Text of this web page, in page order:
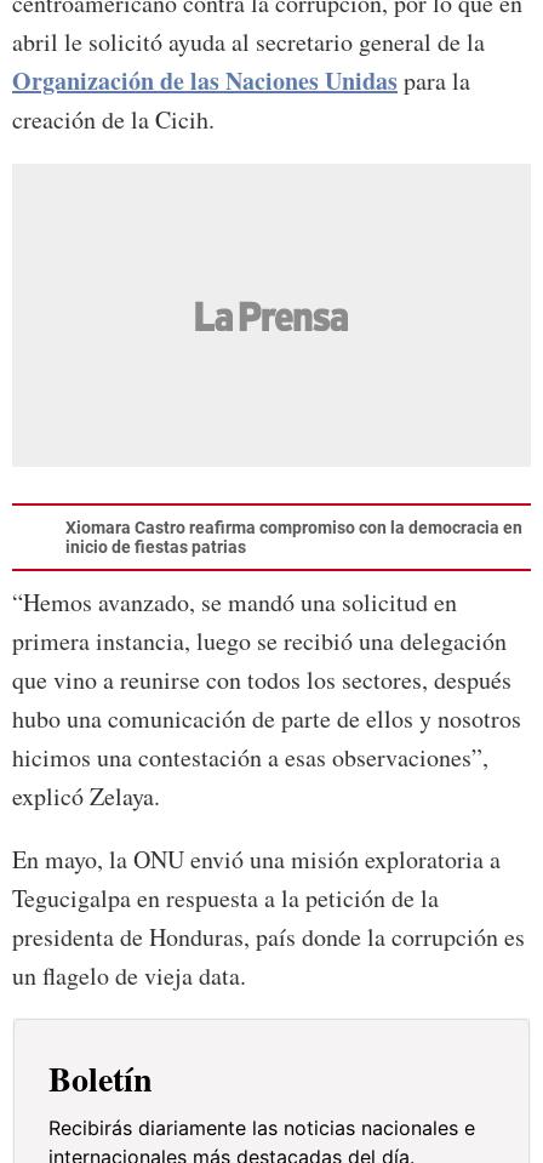
abril le solicitó ayuda al secretario general de la
Organización de las Naciones Unidaspara la
creación de la Cicih.
Xiomara Castro reafirma compromiso con la democracia en
inicio de fiestas patrias
“Hemos avanzado, se mandó una solicitud en
primera instancia, luego se recibió una delegación
que vino a reunirse con todos los sectores, después
hubo una comunicación de parte de ellos y nosotros
hicimos una contestación a esas observaciones”,
explicó Zelaya.
En mayo, la ONU envió una misión exploratoria a
Tegucigalpa en respuesta a la petición de la
presidenta de Honduras, país donde la corrupción es
un flagelo de vieja data.
Boletín
Recibirás diariamente las noticias nacionales e
internacionales más destacadas del día.